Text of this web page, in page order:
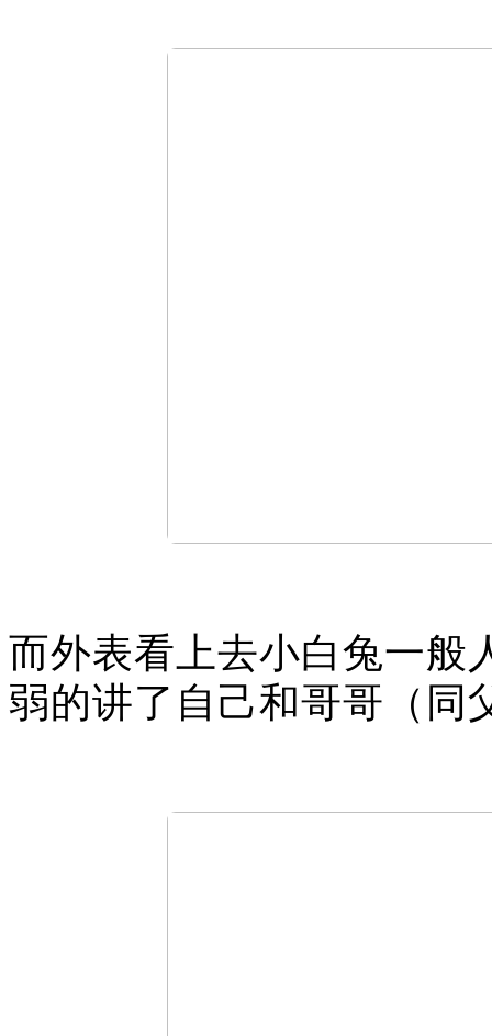
而外表看上去小白兔一般
弱的讲了自己和哥哥（同